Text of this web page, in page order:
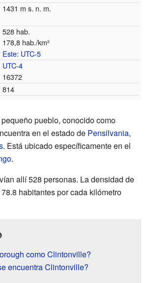
1431 m s. n. m.
528 hab.
178,8 hab./km²
Este: UTC-5
UTC-4
16372
814
pueblo, conocido como
en el estado de Pensilvania,
. Está ubicado específicamente en el
.
allí 528 personas. La densidad de
habitantes por cada kilómetro
como Clintonville?
encuentra Clintonville?